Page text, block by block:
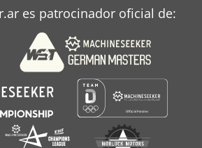
es patrocinador oficial de: